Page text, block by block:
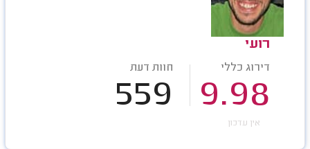
רועי
דירוג כללי
9.98
חוות דעת
559
אין עדכון